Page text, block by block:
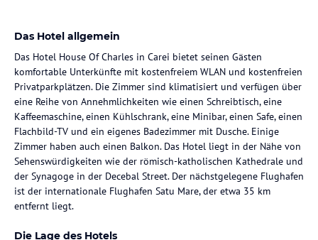
Das Hotel allgemein
Das Hotel House Of Charles in Carei bietet seinen Gästen
komfortable Unterkünfte mit kostenfreiem WLAN und kostenfreien
Privatparkplätzen. Die Zimmer sind klimatisiert und verfügen über
eine Reihe von Annehmlichkeiten wie einen Schreibtisch, eine
Kaffeemaschine, einen Kühlschrank, eine Minibar, einen Safe, einen
Flachbild-TV und ein eigenes Badezimmer mit Dusche. Einige
Zimmer haben auch einen Balkon. Das Hotel liegt in der Nähe von
Sehenswürdigkeiten wie der römisch-katholischen Kathedrale und
der Synagoge in der Decebal Street. Der nächstgelegene Flughafen
ist der internationale Flughafen Satu Mare, der etwa 35 km
entfernt liegt.
Die Lage des Hotels